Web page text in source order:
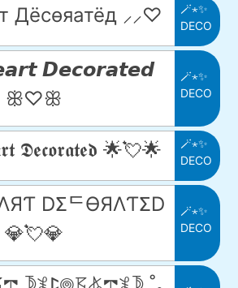
Дёcѳяатёд ⸝⸝♡
🪄⋆✨
DECO
𝘿𝙚𝙘𝙤𝙧𝙖𝙩𝙚𝙙
ꕥ♡ꕥ
🪄⋆✨
DECO
𝕯𝖊𝖈𝖔𝖗𝖆𝖙𝖊𝖉 🌟💘🌟
🪄⋆✨
DECO
DΣᄃӨЯΛƬΣD
💎💘💎
🪄⋆✨
DECO